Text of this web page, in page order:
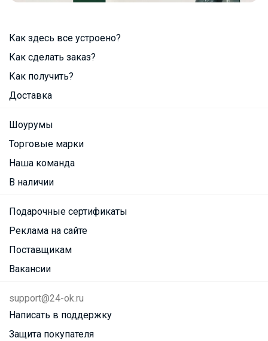
Как здесь все устроено?
Как сделать заказ?
Как получить?
Доставка
Шоурумы
Торговые марки
Наша команда
В наличии
Подарочные сертификаты
Реклама на сайте
Поставщикам
Вакансии
support@24-ok.ru
Написать в поддержку
Защита покупателя